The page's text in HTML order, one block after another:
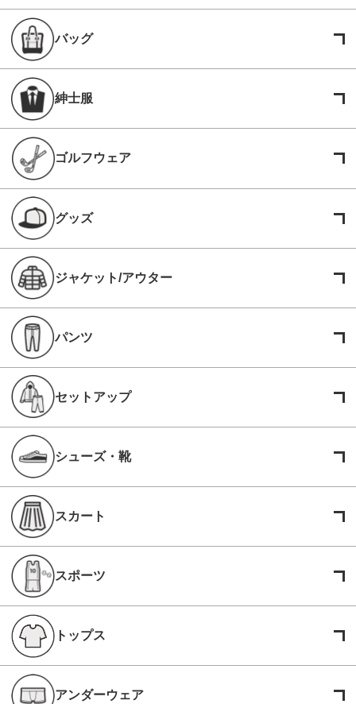
バッグ
紳士服
ゴルフウェア
グッズ
ジャケット/アウター
パンツ
セットアップ
シューズ・靴
スカート
スポーツ
トップス
アンダーウェア